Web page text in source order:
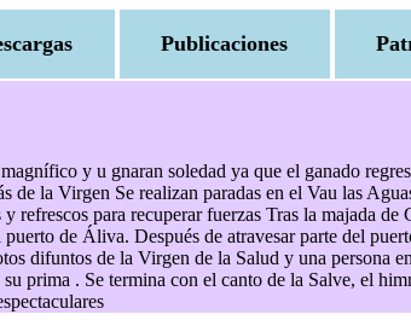
Publicaciones
y u gnaran soledad ya que el ganado
la Virgen Se realizan paradas en el Vau las
para recuperar fuerzas Tras la majada
de Áliva. Después de atravesar parte del
difuntos de la Virgen de la Salud y una persona
prima . Se termina con el canto de la Salve, el